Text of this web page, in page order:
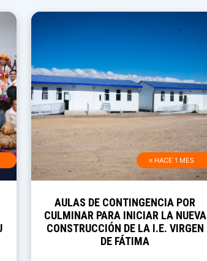
≡ HACE 1 MES
AULAS DE CONTINGENCIA POR
CULMINAR PARA INICIAR LA NUEVA
CONSTRUCCIÓN DE LA I.E. VIRGEN
DE FÁTIMA